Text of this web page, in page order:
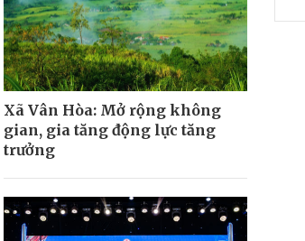
Xã Vân Hòa: Mở rộng không
gian, gia tăng động lực tăng
trưởng